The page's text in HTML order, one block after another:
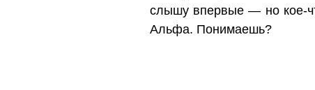
слышу впервые — но кое-
Альфа. Понимаешь?